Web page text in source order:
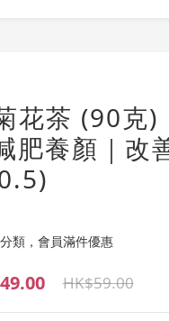
花茶 (90克)
肥養顏｜改
類，會員滿件優惠
HK$59.00